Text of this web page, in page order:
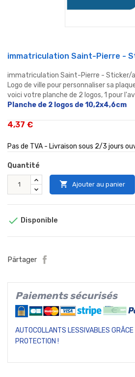
immatriculation Saint-Pierre -
immatriculation Saint-Pierre - Sticker/
Logo de ville pour personnaliser sa
voici votre planche de 2 logos, 1 pour
Planche de 2 logos de 10,2x4,6cm
4,37 €
Pas de TVA - Livraison sous 2/3 jours
Quantité
 Ajouter au panier
 Disponible
Pärtager
Paiements sécurisés
AUTOCOLLANTS LESSIVABLES GRÂCE
PROTECTION !